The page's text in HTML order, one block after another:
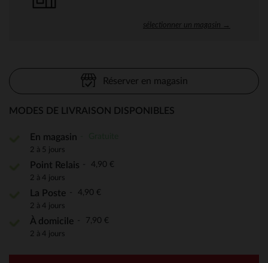
sélectionner un magasin →
Réserver en magasin
MODES DE LIVRAISON DISPONIBLES
En magasin
2 à 5 jours
Point Relais 4,90 €
2 à 4 jours
La Poste 4,90 €
2 à 4 jours
À domicile 7,90 €
2 à 4 jours